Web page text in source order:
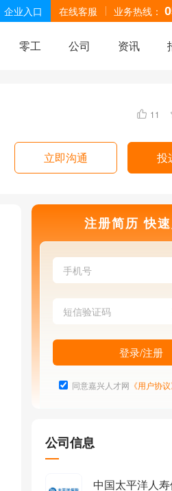
在线客服 业务热线：
企业入口
零工 公司 资讯
11
投
立即沟通
注册简历 快
同意嘉兴人才网 《用户协议
公司信息
中国太平洋人